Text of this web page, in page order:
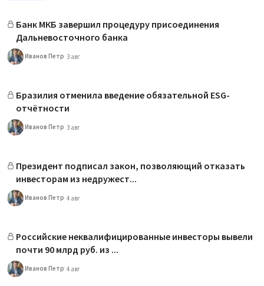
Банк МКБ завершил процедуру присоединения
Дальневосточного банка
Иванов Петр 3 авг
Бразилия отменила введение обязательной ESG-
отчётности
Иванов Петр 3 авг
Президент подписал закон, позволяющий отказать
инвесторам из недружест...
Иванов Петр 4 авг
Российские неквалифицированные инвесторы вывели
почти 90 млрд руб. из ...
Иванов Петр 4 авг